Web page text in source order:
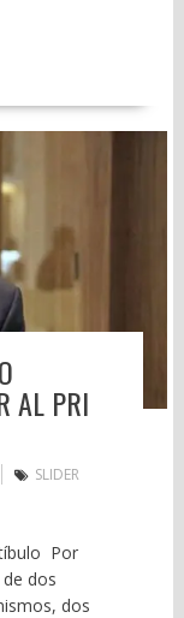
AL PRI
SLIDER
Por
dos
dos